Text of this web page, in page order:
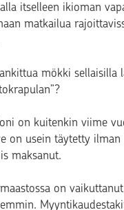
itselleen ikioman
matkailua
mökki
on kuitenkin viime
on usein täytetty
maksanut.
on